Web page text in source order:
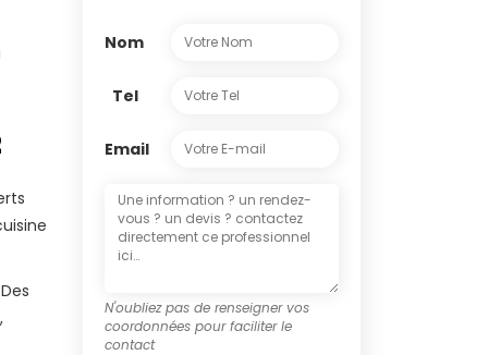
Nom
Tel
Email
N'oubliez pas de renseigner vos
coordonnées pour faciliter le
contact